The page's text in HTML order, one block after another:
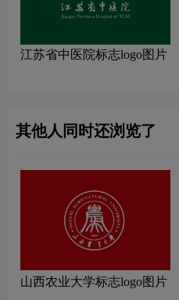
江苏省中医院标志logo图片
其他人同时还浏览了
山西农业大学标志logo图片